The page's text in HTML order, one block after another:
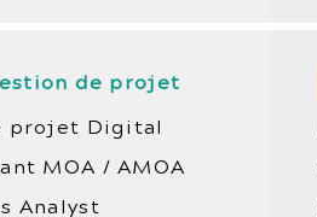
de projet
projet Digital
MOA / AMOA
Analyst